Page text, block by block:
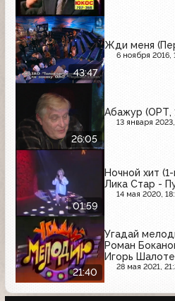
43:47
Жди меня
6 ноября 2016,
26:05
Абажур (ОРТ,
13 января
01:59
Ночной хит
Лика Стар -
14 мая 2020,
21:40
Угадай
Роман
Игорь
28 мая 2021,